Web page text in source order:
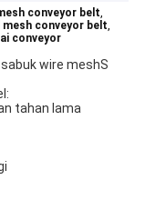
conveyor belt,
conveyor belt,
conveyor
wire meshS
tahan lama